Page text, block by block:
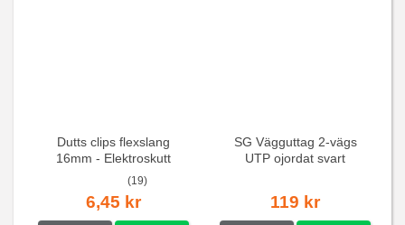
Dutts clips flexslang
16mm - Elektroskutt
(19)
6,45 kr
SG Vägguttag 2-vägs
UTP ojordat svart
119 kr